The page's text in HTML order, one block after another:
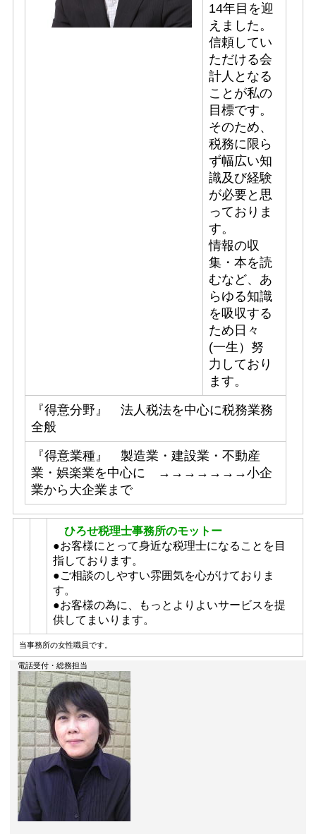
14年目を迎
えました。
信頼してい
ただける会
計人となる
ことが私の
目標です。
そのため、
税務に限ら
ず幅広い知
識及び経験
が必要と思
っておりま
す。
情報の収
集・本を読
むなど、あ
らゆる知識
を吸収する
ため日々
(一生）努
力しており
ます。
『得意分野』 法人税法を中心に税務業務
全般
『得意業種』 製造業・建設業・不動産
業・娯楽業を中心に →→→→→→→小企
業から大企業まで
ひろせ税理士事務所のモットー
●お客様にとって身近な税理士になることを目
指しております。
●ご相談のしやすい雰囲気を心がけておりま
す。
●お客様の為に、もっとよりよいサービスを提
供してまいります。
当事務所の女性職員です。
電話受付・総務担当